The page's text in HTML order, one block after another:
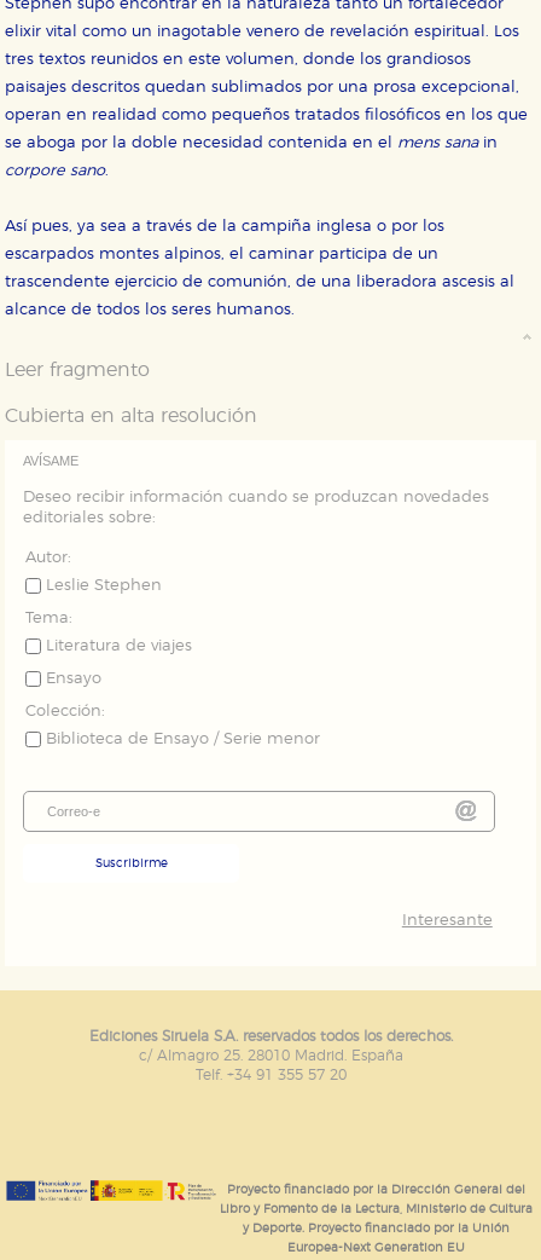
Stephen supo encontrar en la naturaleza tanto un fortalecedor
elixir vital como un inagotable venero de revelación espiritual. Los
tres textos reunidos en este volumen, donde los grandiosos
paisajes descritos quedan sublimados por una prosa excepcional,
operan en realidad como pequeños tratados filosóficos en los que
se aboga por la doble necesidad contenida en el mens sanain
corpore sano.
Así pues, ya sea a través de la campiña inglesa o por los
escarpados montes alpinos, el caminar participa de un
trascendente ejercicio de comunión, de una liberadora ascesis al
alcance de todos los seres humanos.
Leer fragmento
Cubierta en alta resolución
AVÍSAME
Deseo recibir información cuando se produzcan novedades
editoriales sobre:
Autor:
Leslie Stephen
Tema:
Literatura de viajes
Ensayo
Colección:
Biblioteca de Ensayo / Serie menor
Suscribirme
Interesante
Ediciones Siruela S.A. reservados todos los derechos.
c/ Almagro 25. 28010 Madrid. España
Telf. +34 91 355 57 20
Proyecto financiado por la Dirección General del
Libro y Fomento de la Lectura, Ministerio de Cultura
y Deporte. Proyecto financiado por la Unión
Europea-Next Generation EU
Estas cookies son necesarias para que nuestro sitio
nuestro sistema. Es posible hacerlo desde el
navegador, pero en ese caso es posible que algunas
áreas de nuestra web dejen de funcionar
correctamente.
Cookies de rendimiento y analíticas
Estas cookies se utilizan para mejorar su experiencia
nuestro sitio web. Almacenan configuraciones de
servicios para que no tenga que reconfigurarlos cada
vez que nos visita. La información es agregada y, por lo
Cookies de publicidad y redes sociales
relevante para sus intereses en otros sitios. No
almacenan directamente información personal sino
navegador y dispositivo de internet.
GUARDAR CONFIGURACIÓN
Puede consultar nuestra